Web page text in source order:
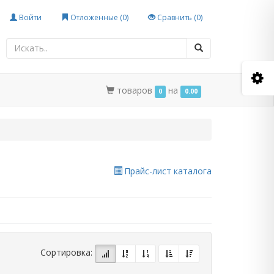
Войти Отложенные (0) Сравнить (0)
товаров 0 на 0.00
Прайс-лист каталога
Сортировка: